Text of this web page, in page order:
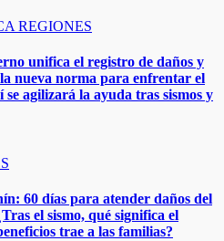
REGIONES
unifica el registro de daños y
la nueva norma para enfrentar el
agilizará la ayuda tras sismos y
60 días para atender daños del
el sismo, qué significa el
trae a las familias?